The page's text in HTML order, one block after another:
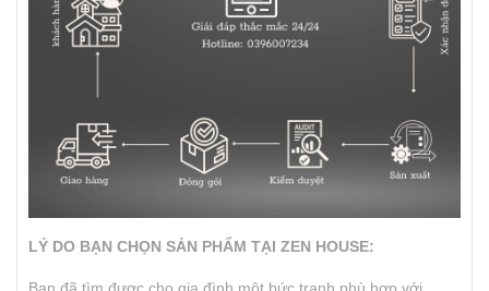
LÝ DO BẠN CHỌN SẢN PHẨM TẠI ZEN HOUSE: